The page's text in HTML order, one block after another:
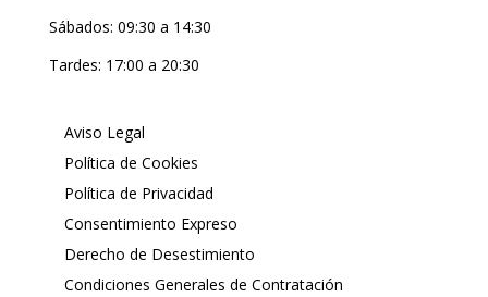
Sábados: 09:30 a 14:30
Tardes: 17:00 a 20:30
Aviso Legal
Política de Cookies
Política de Privacidad
Consentimiento Expreso
Derecho de Desestimiento
Condiciones Generales de Contratación